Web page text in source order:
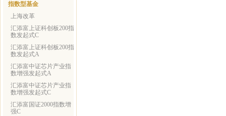
指数型基金
上海改革
汇添富上证科创板200指
数发起式C
汇添富上证科创板200指
数发起式A
汇添富中证芯片产业指
数增强发起式A
汇添富中证芯片产业指
数增强发起式C
汇添富国证2000指数增
强C